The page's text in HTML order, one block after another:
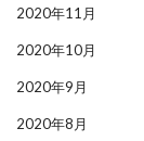
2020年11月
2020年10月
2020年9月
2020年8月